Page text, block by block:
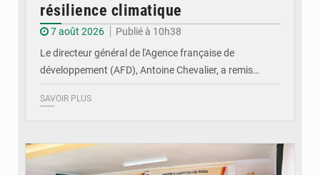
résilience climatique
7 août 2026
Publié à 10h38
Le directeur général de l'Agence française de
développement (AFD), Antoine Chevalier, a remis…
SAVOIR PLUS